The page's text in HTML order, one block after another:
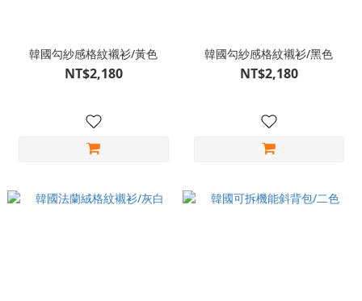
韓國勾紗感格紋襯衫/黃色
NT$2,180
韓國勾紗感格紋襯衫/黑色
NT$2,180